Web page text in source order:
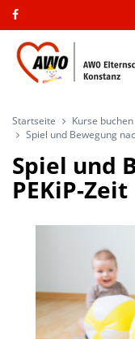
Startseite Kurse buchen
Spiel und Bewegung
Spiel und
PEKiP-Zeit